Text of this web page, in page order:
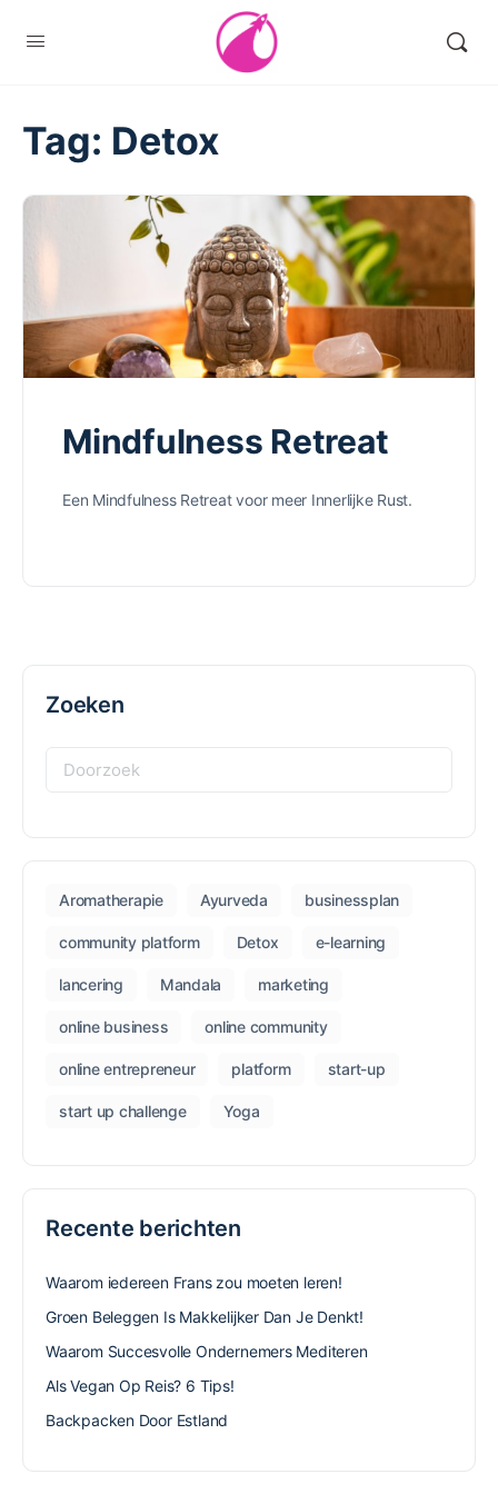
Tag: Detox
Mindfulness Retreat
Een Mindfulness Retreat voor meer Innerlijke Rust.
Zoeken
Zoeken
naar:
Aromatherapie Ayurveda businessplan
community platform Detox e-learning
lancering Mandala marketing
online business online community
online entrepreneur platform start-up
start up challenge Yoga
Recente berichten
Waarom iedereen Frans zou moeten leren!
Groen Beleggen Is Makkelijker Dan Je Denkt!
Waarom Succesvolle Ondernemers Mediteren
Als Vegan Op Reis? 6 Tips!
Backpacken Door Estland